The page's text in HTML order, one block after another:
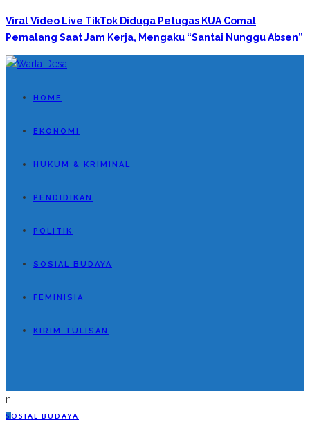
Viral Video Live TikTok Diduga Petugas KUA Comal
Pemalang Saat Jam Kerja, Mengaku “Santai Nunggu Absen”
HOME
EKONOMI
HUKUM & KRIMINAL
PENDIDIKAN
POLITIK
SOSIAL BUDAYA
FEMINISIA
KIRIM TULISAN
n
S OSIAL BUDAYA